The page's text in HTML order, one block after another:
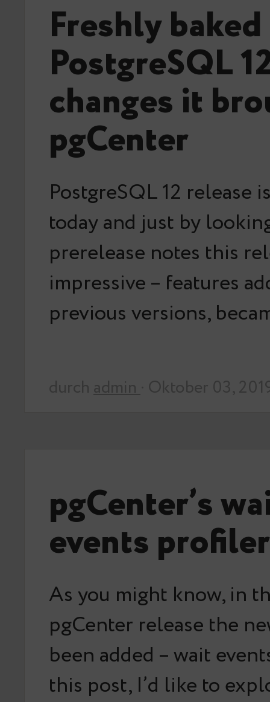
Freshly baked
PostgreSQL
changes it
pgCenter
PostgreSQL 12 release
today and just by
prerelease notes this
impressive – features
previous versions,
pgCenter’s
events profiler
As you might know, in
pgCenter release the
been added – wait
this post, I’d like to